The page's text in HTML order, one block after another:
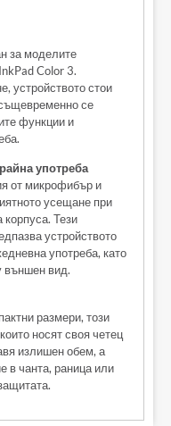
за моделите
Color 3.
устройството стои
се
функции и
употреба
от микрофибър и
усещане при
Тези
устройството
употреба, като
външен вид.
размери, този
носят своя четец
излишен обем, а
в чанта, раница или